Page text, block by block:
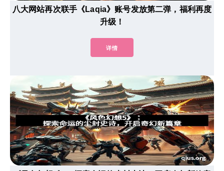
八大网站再次联手《Laqia》账号发放第二弹，福利再度
升级！
详情